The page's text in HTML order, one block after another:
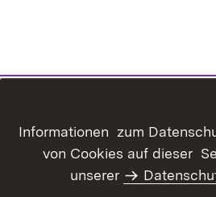
Benutzungshinweise
Informationen zum
von Cookies auf dieser
unserer